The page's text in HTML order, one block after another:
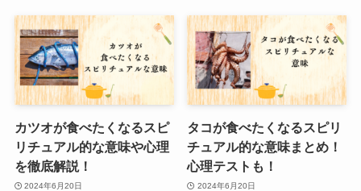
カツオが食べたくなるスピ
リチュアル的な意味や心理
を徹底解説！
2024年6月20日
タコが食べたくなるスピリ
チュアル的な意味まとめ！
心理テストも！
2024年6月20日